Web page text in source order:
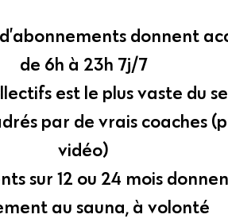
donnent
de 6h à 23h 7j/7
est le plus vaste du
par de vrais coaches
vidéo)
sur 12 ou 24 mois
au sauna, à volonté